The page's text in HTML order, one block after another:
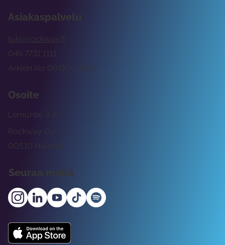
Asiakaspalvelu
tuki@rockway.fi
Arkisin klo 09:00 -15:00
045 7731 1111
Osoite
Rockway Oy
Lemuntie 3-5
00510 Helsinki
Seuraa meitä